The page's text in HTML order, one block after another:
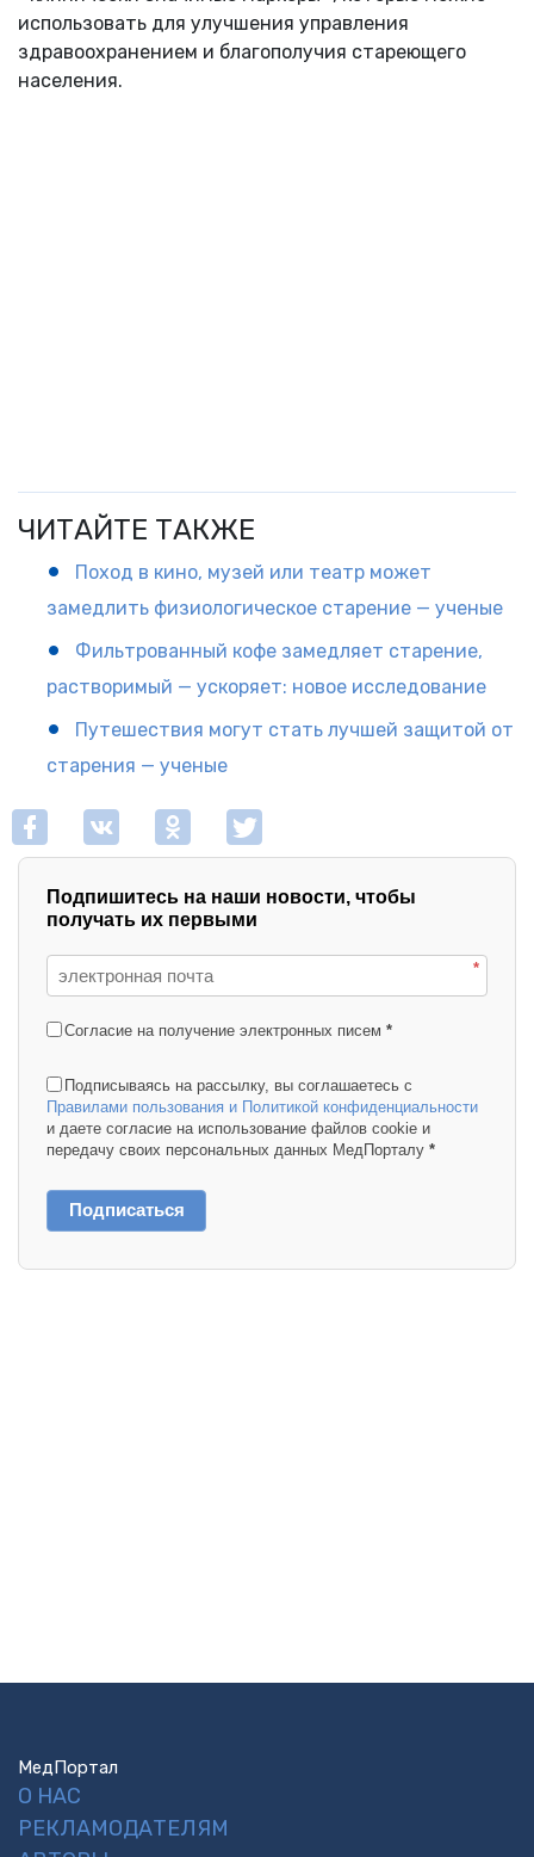
использовать для улучшения управления
здравоохранением и благополучия стареющего
населения.
ЧИТАЙТЕ ТАКЖЕ
Поход в кино, музей или театр может
замедлить физиологическое старение — ученые
Фильтрованный кофе замедляет старение,
растворимый — ускоряет: новое исследование
Путешествия могут стать лучшей защитой от
старения — ученые
Подпишитесь на наши новости, чтобы
получать их первыми
*
Согласие на получение электронных писем *
Подписываясь на рассылку, вы соглашаетесь с
Правилами пользования и Политикой конфиденциальности
и даете согласие на использование файлов cookie и
передачу своих персональных данных МедПорталу *
Подписаться
МедПортал
О НАС
РЕКЛАМОДАТЕЛЯМ